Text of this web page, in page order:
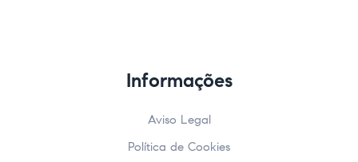
Informações
Aviso Legal
Política de Cookies